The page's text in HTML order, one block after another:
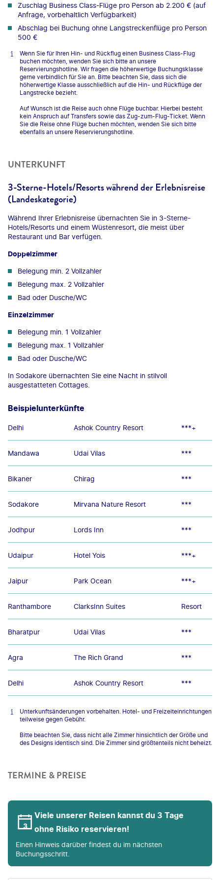
Zuschlag Business Class-Flüge pro Person ab 2.200 € (auf
Anfrage, vorbehaltlich Verfügbarkeit)
Abschlag bei Buchung ohne Langstreckenflüge pro Person
500 €
Wenn Sie für Ihren Hin- und Rückflug einen Business Class-Flug
buchen möchten, wenden Sie sich bitte an unsere
Reservierungshotline. Wir fragen die höherwertige Buchungsklasse
gerne verbindlich für Sie an. Bitte beachten Sie, dass sich die
höherwertige Klasse ausschließlich auf die Hin- und Rückflüge der
Langstrecke bezieht.
Auf Wunsch ist die Reise auch ohne Flüge buchbar. Hierbei besteht
kein Anspruch auf Transfers sowie das Zug-zum-Flug-Ticket. Wenn
Sie die Reise ohne Flüge buchen möchten, wenden Sie sich bitte
ebenfalls an unsere Reservierungshotline.
UNTERKUNFT
3-Sterne-Hotels/Resorts während der Erlebnisreise
(Landeskategorie)
Während Ihrer Erlebnisreise übernachten Sie in 3-Sterne-
Hotels/Resorts und einem Wüstenresort, die meist über
Restaurant und Bar verfügen.
Doppelzimmer
Belegung min. 2 Vollzahler
Belegung max. 2 Vollzahler
Bad oder Dusche/WC
Einzelzimmer
Belegung min. 1 Vollzahler
Belegung max. 1 Vollzahler
Bad oder Dusche/WC
In Sodakore übernachten Sie eine Nacht in stilvoll
ausgestatteten Cottages.
Beispielunterkünfte
Delhi Ashok Country Resort ***+
Mandawa Udai Vilas ***
Bikaner Chirag ***
Sodakore Mirvana Nature Resort ***
Jodhpur Lords Inn ***
Udaipur Hotel Yois ***+
Jaipur Park Ocean ***+
Ranthambore ClarksInn Suites Resort
Bharatpur Udai Vilas ***
Agra The Rich Grand ***
Delhi Ashok Country Resort ***
Unterkunftsänderungen vorbehalten. Hotel- und Freizeiteinrichtungen
teilweise gegen Gebühr.
Bitte beachten Sie, dass nicht alle Zimmer hinsichtlich der Größe und
des Designs identisch sind. Die Zimmer sind größtenteils nicht beheizt.
TERMINE & PREISE
Viele unserer Reisen kannst du 3 Tage
ohne Risiko reservieren!
Einen Hinweis darüber findest du im nächsten
Buchungsschritt.